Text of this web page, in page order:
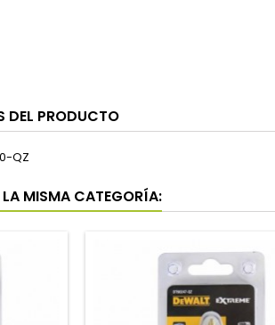
DEL PRODUCTO
QZ
MISMA CATEGORÍA: